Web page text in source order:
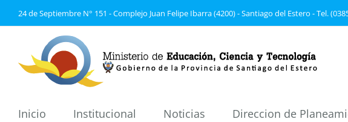
al
24 de Septiembre N° 151 - Complejo Juan Felipe Ibarra (4200) - Santiago del Estero - Tel.
Inicio Institucional Noticias Direccion de